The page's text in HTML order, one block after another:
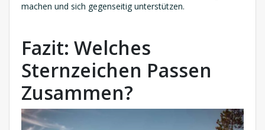
machen und sich gegenseitig unterstützen.
Fazit: Welches
Sternzeichen Passen
Zusammen?